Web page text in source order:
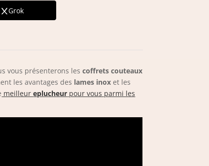
Grok
vous présenterons lescoffrets couteaux
les avantages des lames inox et les
meilleureplucheur pour vous parmi les